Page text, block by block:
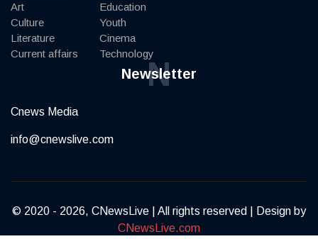
Art
Culture
Literature
Current affairs
Education
Youth
Cinema
Technology
Newsletter
N
Cnews Media
info@cnewslive.com
© 2020 - 2026, CNewsLive | All rights reserved | Design by
CNewsLive.com